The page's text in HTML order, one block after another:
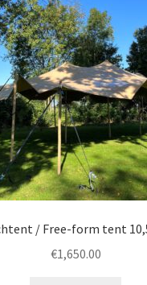
/ Free-form tent
€1,650.00